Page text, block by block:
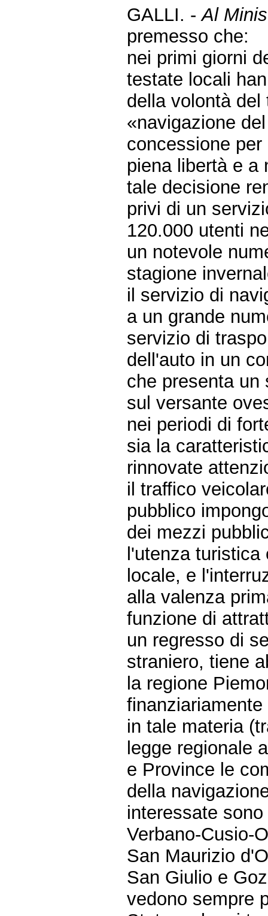
GALLI. -Al
premesso che:
nei primi giorni
testate locali
della volontà
«navigazione
concessione
piena libertà e a
tale decisione
privi di un
120.000 utenti
un notevole
stagione
il servizio di
a un grande
servizio di
dell'auto in un
che presenta un
sul versante
nei periodi di
sia la
rinnovate
il traffico
pubblico
dei mezzi
l'utenza
locale, e
alla valenza
funzione di
un regresso di
straniero, tiene
la regione
in tale materia
legge regionale
e Province le
della
interessate
Verbano-Cusio-
San Maurizio
San Giulio e
vedono sempre